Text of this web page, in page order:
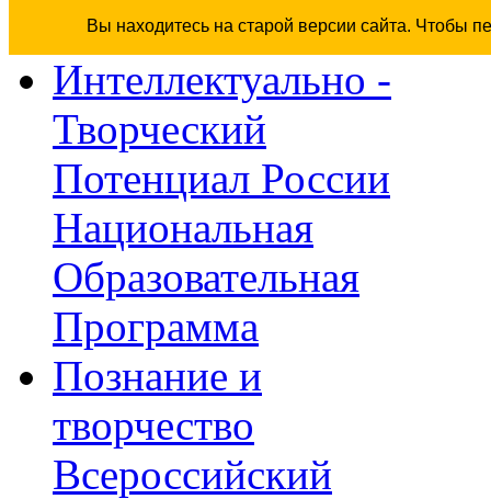
Вы находитесь на старой версии сайта. Чтобы
Интеллектуально -
Творческий
Потенциал России
Национальная
Образовательная
Программа
Познание и
творчество
Всероссийский